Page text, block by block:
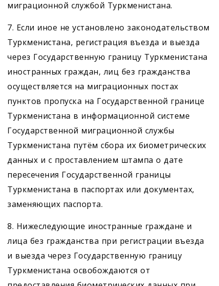
миграционной службой Туркменистана.
7. Если иное не установлено законодательством
Туркменистана, регистрация въезда и выезда
через Государственную границу Туркменистана
иностранных граждан, лиц без гражданства
осуществляется на миграционных постах
пунктов пропуска на Государственной границе
Туркменистана в информационной системе
Государственной миграционной службы
Туркменистана путём сбора их биометрических
данных и с проставлением штампа о дате
пересечения Государственной границы
Туркменистана в паспортах или документах,
заменяющих паспорта.
8. Нижеследующие иностранные граждане и
лица без гражданства при регистрации въезда
и выезда через Государственную границу
Туркменистана освобождаются от